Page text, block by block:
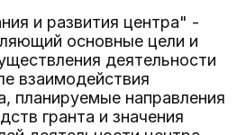
и развития центра" -
основные цели и
деятельности
взаимодействия
планируемые направления
гранта и значения